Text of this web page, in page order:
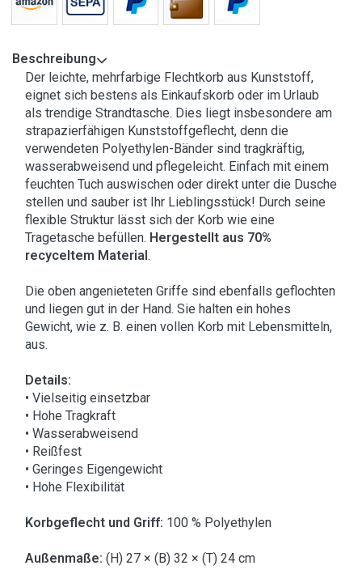
Beschreibung
Der leichte, mehrfarbige Flechtkorb aus Kunststoff,
eignet sich bestens als Einkaufskorb oder im Urlaub
als trendige Strandtasche. Dies liegt insbesondere am
strapazierfähigen Kunststoffgeflecht, denn die
verwendeten Polyethylen-Bänder sind tragkräftig,
wasserabweisend und pflegeleicht. Einfach mit einem
feuchten Tuch auswischen oder direkt unter die Dusche
stellen und sauber ist Ihr Lieblingsstück! Durch seine
flexible Struktur lässt sich der Korb wie eine
Tragetasche befüllen. Hergestellt aus 70%
recyceltem Material.
Die oben angenieteten Griffe sind ebenfalls geflochten
und liegen gut in der Hand. Sie halten ein hohes
Gewicht, wie z. B. einen vollen Korb mit Lebensmitteln,
aus.
Details:
• Vielseitig einsetzbar
• Hohe Tragkraft
• Wasserabweisend
• Reißfest
• Geringes Eigengewicht
• Hohe Flexibilität
Korbgeflecht und Griff: 100 % Polyethylen
Außenmaße: (H) 27 × (B) 32 × (T) 24 cm